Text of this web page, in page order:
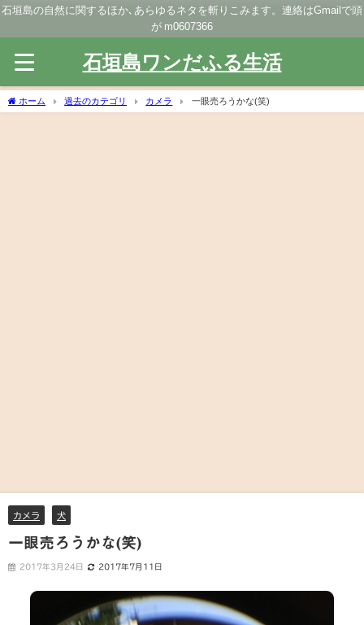
石垣島の自然に関するほか､あらゆるネタを斬りこみます。連絡はGmailで頭
が m0607366
石垣島ワンだふる生活
ホーム 過去のカテゴリ カメラ 一眼売ろうかな(笑)
カメラ 犬
一眼売ろうかな(笑)
2017年3月24日 2017年7月11日